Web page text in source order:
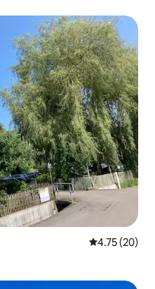
平均评分
4.75 (20)